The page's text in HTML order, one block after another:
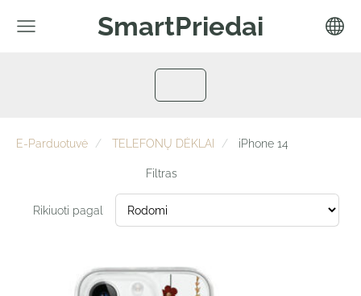
SmartPriedai
E-Parduotuvė TELEFONŲ DĖKLAI iPhone 14
Filtras
Rikiuoti pagal